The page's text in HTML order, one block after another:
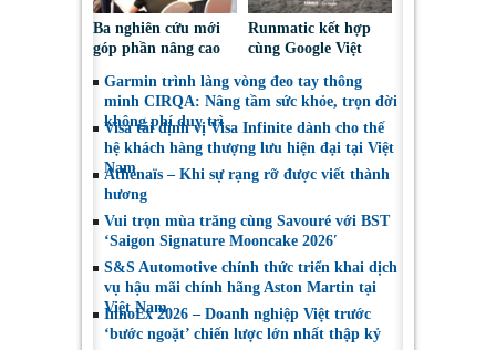
Ba nghiên cứu mới
góp phần nâng cao
thoại chính sách về
an toàn xe mô tô
Runmatic kết hợp
cùng Google Việt
AI vào huấn luyện
Hybrid Training
thực tế
Garmin trình làng vòng đeo tay thông
minh CIRQA: Nâng tầm sức khỏe, trọn đời
không phí duy trì
Visa tái định vị Visa Infinite dành cho thế
hệ khách hàng thượng lưu hiện đại tại Việt
Nam
Athénaïs – Khi sự rạng rỡ được viết thành
hương
Vui trọn mùa trăng cùng Savouré với BST
‘Saigon Signature Mooncake 2026′
S&S Automotive chính thức triển khai dịch
vụ hậu mãi chính hãng Aston Martin tại
Việt Nam
InnoEx 2026 – Doanh nghiệp Việt trước
‘bước ngoặt’ chiến lược lớn nhất thập kỷ